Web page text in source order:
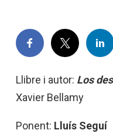
Llibre i autor: Los
Xavier Bellamy
Ponent: Lluís Seguí